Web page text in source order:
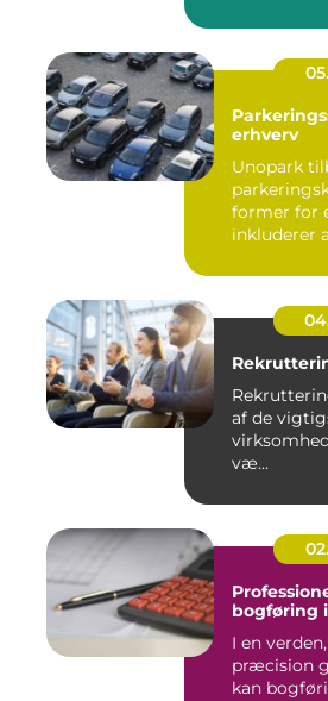
erhverv
Unopark
former for
inkluderer
af de
væ...
bogføring
I en
præcision
kan